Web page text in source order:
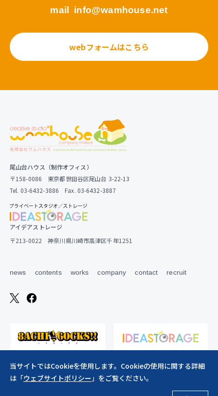
mail info@wamhouse.net
webフォームはこちら
尾山台ハウス（制作オフィス）
〒158-0086 東京都世田谷区尾山台 3-22-13
Tel. 03-6432-3886 Fax. 03-6432-3887
アイデアストレージ
〒213-0022 神奈川県川崎市高津区千年1251
news contents works company contact recruit
当サイトではCookieを使用します。Cookieの使用に関する詳細
は「ウェブサイトポリシー」をご覧ください。